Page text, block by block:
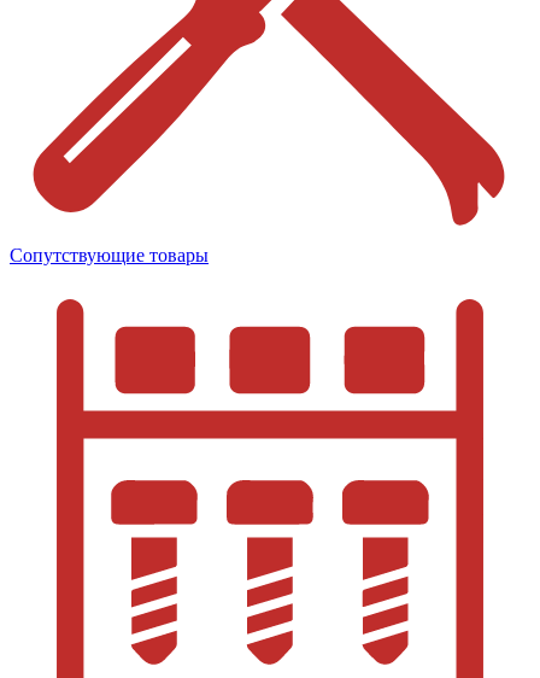
Сопутствующие товары